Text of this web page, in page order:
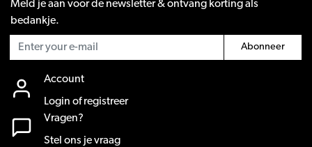
Meld je aan voor de newsletter & ontvang korting als
bedankje.
Abonneer
Account
Login of registreer
Vragen?
Stel ons je vraag